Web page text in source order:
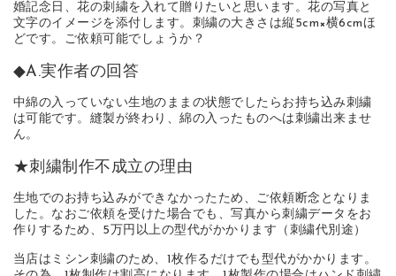
婚記念日、花の刺繍を入れて贈りたいと思います。花の写真と
文字のイメージを添付します。刺繍の大きさは縦5cm×横6cmほ
どです。ご依頼可能でしょうか？
◆A.実作者の回答
中綿の入っていない生地のままの状態でしたらお持ち込み刺繍
は可能です。縫製が終わり、綿の入ったものへは刺繍出来ませ
ん。
★刺繍制作不成立の理由
生地でのお持ち込みができなかったため、ご依頼断念となりま
した。なおご依頼を受けた場合でも、写真から刺繍データをお
作りするため、5万円以上の型代がかかります（刺繍代別途）
当店はミシン刺繍のため、1枚作るだけでも型代がかかります。